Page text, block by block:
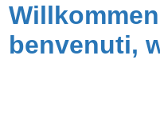
benvenuti,